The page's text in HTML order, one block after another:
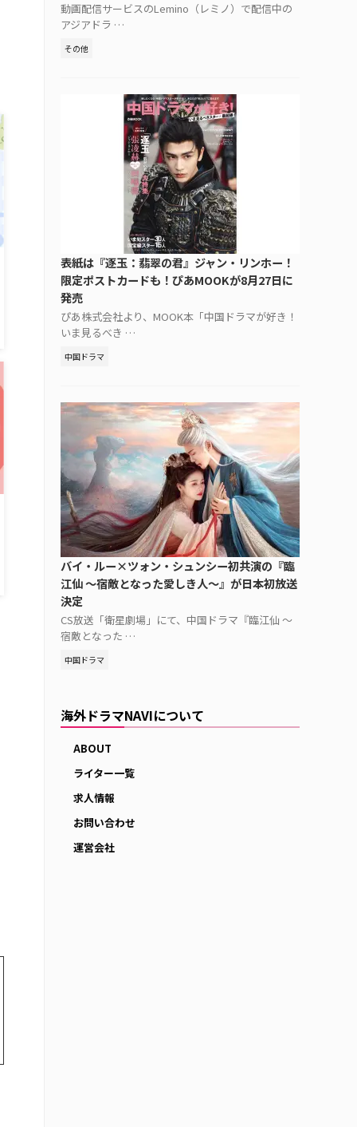
動画配信サービスのLemino（レミノ）で配信中の
アジアドラ …
その他
表紙は『逐玉：翡翠の君』ジャン・リンホー！
限定ポストカードも！ぴあMOOKが8月27日に
発売
ぴあ株式会社より、MOOK本「中国ドラマが好き！
いま見るべき …
中国ドラマ
バイ・ルー×ツォン・シュンシー初共演の『臨
江仙 ～宿敵となった愛しき人～』が日本初放送
決定
CS放送「衛星劇場」にて、中国ドラマ『臨江仙 ～
宿敵となった …
中国ドラマ
海外ドラマNAVIについて
ABOUT
ライター一覧
求人情報
お問い合わせ
運営会社